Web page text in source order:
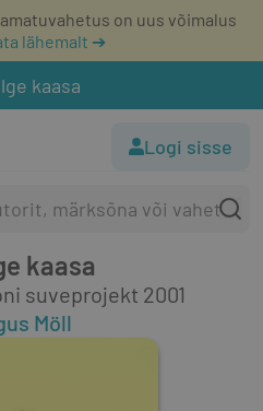
on uus võimalus
lähemalt ➔
kaasa
Logi sisse
kaasa
suveprojekt 2001
Möll